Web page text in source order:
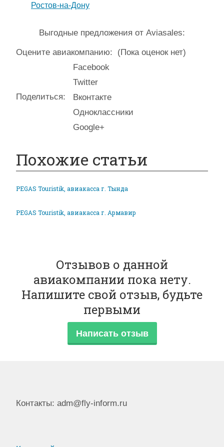
Ростов-на-Дону
Выгодные предложения от Aviasales:
Оцените авиакомпанию: (Пока оценок нет)
Поделиться:
Facebook
Twitter
Вконтакте
Одноклассники
Google+
Похожие статьи
PEGAS Touristik, авиакасса г. Тында
PEGAS Touristik, авиакасса г. Армавир
Отзывов о данной
авиакомпании пока нету.
Напишите свой отзыв, будьте
первыми
Написать отзыв
Контакты: adm@fly-inform.ru